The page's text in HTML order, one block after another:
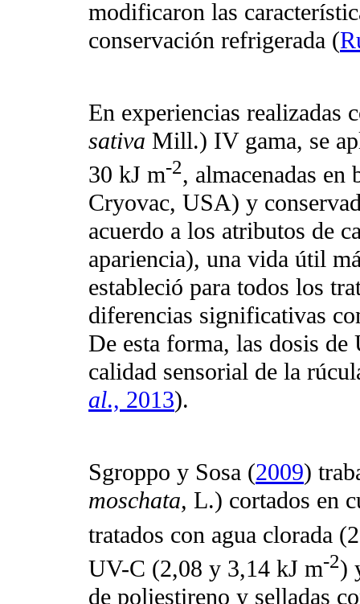
modificaron las
conservación refrigerada (
En experiencias realizadas
sativa Mill.) IV gama, se
30 kJ m-2, almacenadas
Cryovac, USA) y
acuerdo a los atributos de
apariencia), una vida útil
estableció para todos los
diferencias significativas
De esta forma, las dosis
calidad sensorial de la
al., 2013).
Sgroppo y Sosa (2009)
moschata, L.) cortados en
tratados con agua clorada
UV-C (2,08 y 3,14 kJ m-2)
de poliestireno y selladas